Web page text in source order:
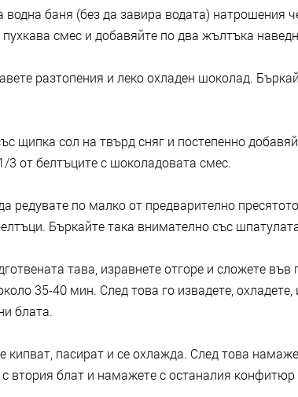
водна баня (без да завира водата) натрошения
смес и добавяйте по два жълтъка
разтопения и леко охладен шоколад.
щипка сол на твърд сняг и постепенно
3 от белтъците с шоколадовата смес.
редувате по малко от предварително
Бъркайте така внимателно със
тава, изравнете отгоре и сложете във
35-40 мин. След това го извадете,
блата.
пасират и се охлажда. След това
втория блат и намажете с останалия конфитюр